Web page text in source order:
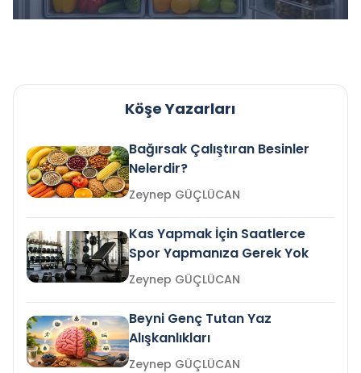
Köşe Yazarları
Bağırsak Çalıştıran Besinler
Nelerdir?
Zeynep GÜÇLÜCAN
Kas Yapmak İçin Saatlerce
Spor Yapmanıza Gerek Yok
Zeynep GÜÇLÜCAN
Beyni Genç Tutan Yaz
Alışkanlıkları
Zeynep GÜÇLÜCAN